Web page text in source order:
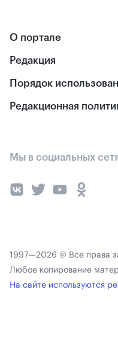
О портале
Редакция
Порядок
Редакционная
Мы в социальных
1997—2026 © Все права
Любое копирование
На сайте используются